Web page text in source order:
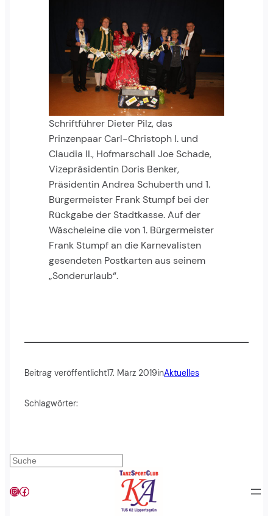
Schriftführer Dieter Pilz, das
Prinzenpaar Carl-Christoph I. und
Claudia II., Hofmarschall Joe Schade,
Vizepräsidentin Doris Benker,
Präsidentin Andrea Schuberth und 1.
Bürgermeister Frank Stumpf bei der
Rückgabe der Stadtkasse. Auf der
Wäscheleine die von 1. Bürgermeister
Frank Stumpf an die Karnevalisten
gesendeten Postkarten aus seinem
„Sonderurlaub“.
Beitrag veröffentlicht17. März 2019inAktuelles
Schlagwörter:
Suchen
Instagram
Facebook